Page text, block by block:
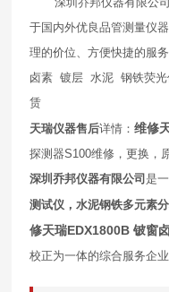
于国内外优良品管测量仪
理的价位、方便快捷的服
卤素 镀层 水泥 钢铁荧光
赁
天瑞仪器售后详情：维修
探测器S100维修，更换，
深圳乔邦仪器有限公司 是
测试仪，水泥钢铁多元素
修天瑞EDX1800B 铍窗
校正为一体的综合服务企业